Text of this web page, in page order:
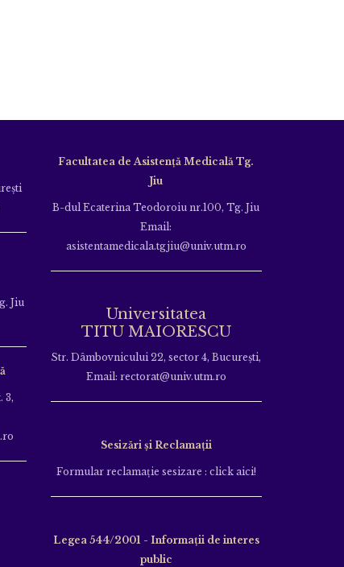
Jiu
3,
Facultatea de Asistență Medicală Tg.
Jiu
B-dul Ecaterina Teodoroiu nr.100, Tg. Jiu
Email:
asistentamedicala.tgjiu@univ.utm.ro
Universitatea
TITU MAIORESCU
Str. Dâmbovnicului 22, sector 4, București,
Email: rectorat@univ.utm.ro
Sesizări și Reclamații
Formular reclamație sesizare : click aici!
Legea 544/2001 - Informații de interes
public